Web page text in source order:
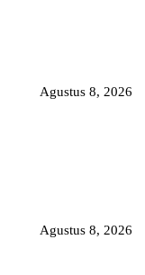
Agustus 8, 2026
Agustus 8, 2026